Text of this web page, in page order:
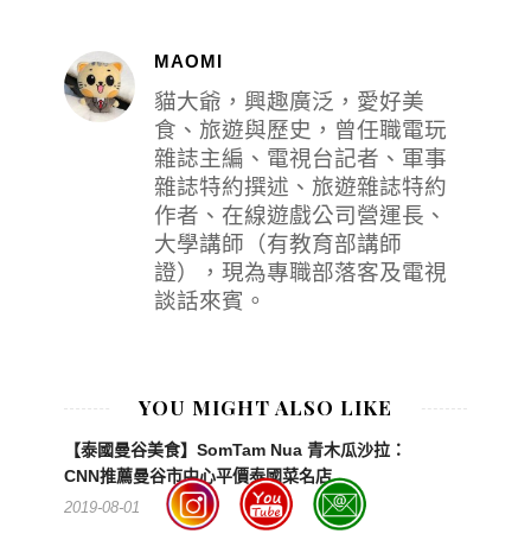
MAOMI
貓大爺，興趣廣泛，愛好美
食、旅遊與歷史，曾任職電玩
雜誌主編、電視台記者、軍事
雜誌特約撰述、旅遊雜誌特約
作者、在線遊戲公司營運長、
大學講師（有教育部講師
證），現為專職部落客及電視
談話來賓。
YOU MIGHT ALSO LIKE
【泰國曼谷美食】SomTam Nua 青木瓜沙拉：
CNN推薦曼谷市中心平價泰國菜名店
2019-08-01